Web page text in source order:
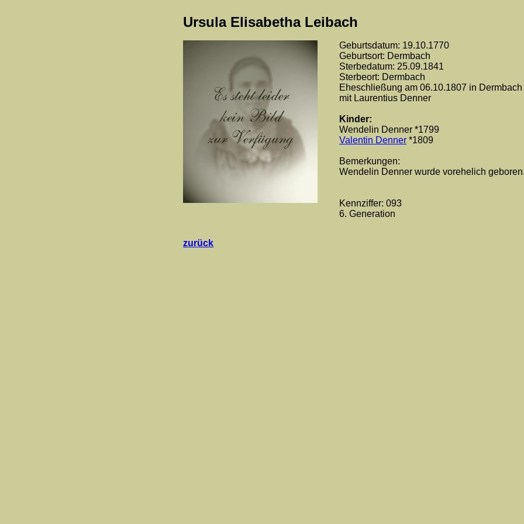
Ursula Elisabetha Leibach
Geburtsdatum: 19.10.1770
Geburtsort: Dermbach
Sterbedatum: 25.09.1841
Sterbeort: Dermbach
Eheschließung am 06.10.1807 in Dermbach
mit Laurentius Denner
Kinder:
Wendelin Denner *1799
Valentin Denner *1809
Bemerkungen:
Wendelin Denner wurde vorehelich
Kennziffer: 093
6. Generation
zurück